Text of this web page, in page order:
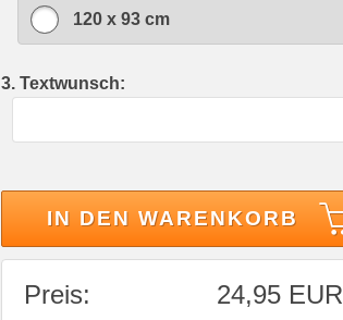
120 x 93 cm
3. Textwunsch:
IN DEN WARENKORB
Preis: 24,95 EUR